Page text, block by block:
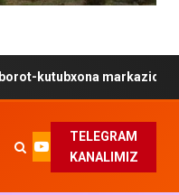
markazida “Gender
TELEGRAM
KANALIMIZ